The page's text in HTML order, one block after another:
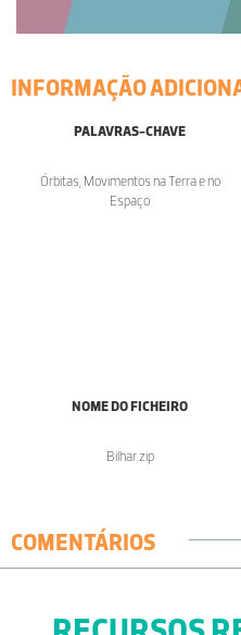
INFORMAÇÃO
PALAVRAS-CHAVE
Órbitas, Movimentos na Terra e no
Espaço
NOME DO FICHEIRO
Bilhar.zip
COMENTÁRIOS